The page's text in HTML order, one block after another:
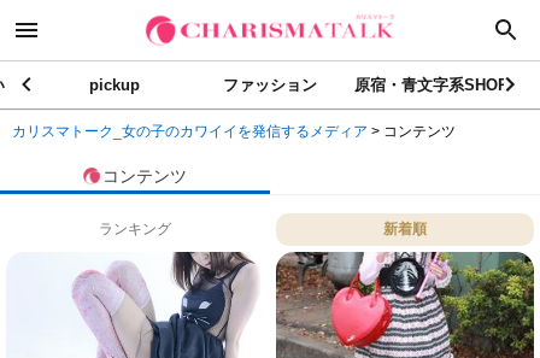
pickup ファッション 原宿・青文字系SHOP
カリスマトーク_女の子のカワイイを発信するメディア > コンテンツ
コンテンツ
ランキング 新着順